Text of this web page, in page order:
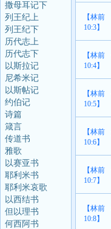
撒母耳记下
列王纪上
列王纪下
历代志上
历代志下
以斯拉记
尼希米记
以斯帖记
约伯记
诗篇
箴言
传道书
雅歌
以赛亚书
耶利米书
耶利米哀歌
以西结书
但以理书
何西阿书
【林前
10:3】
【林前
10:4】
【林前
10:5】
【林前
10:6】
【林前
10:7】
【林前
10:8】